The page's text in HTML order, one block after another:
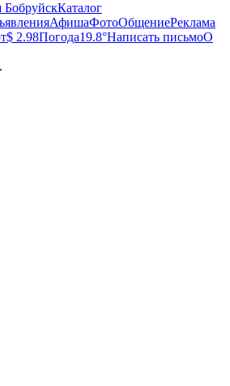
Каталог
АфишаФотоОбщениеРеклама
$ 2.98Погода19.8°Написать письмоО